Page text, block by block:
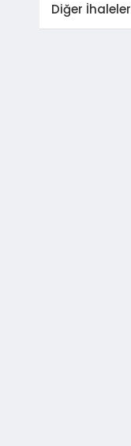
Diğer İhaleler